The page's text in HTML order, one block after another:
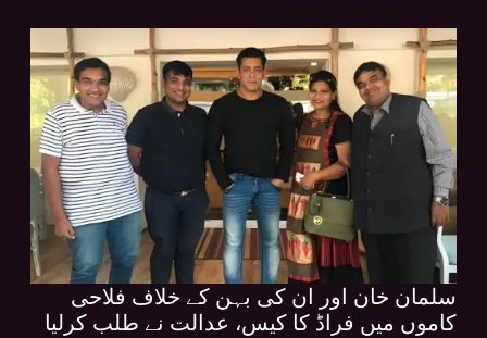
سلمان خان اور ان کی بہن کے خلاف فلاحی
کاموں میں فراڈ کا کیس، عدالت نے طلب کرلیا